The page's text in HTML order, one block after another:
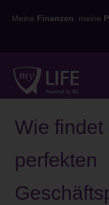
Meine Finanzen , meine
Wie findet
perfekten